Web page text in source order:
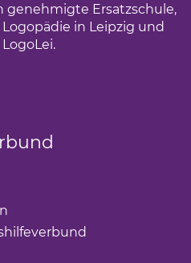
genehmigte Ersatzschule,
in Leipzig und